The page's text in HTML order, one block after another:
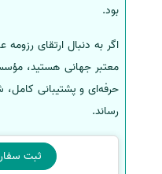
بود.
اگر به دنبال ارتقای
معتبر جهانی هستید،
حرفه‌ای و پشتیبانی
رساند.
ثبت